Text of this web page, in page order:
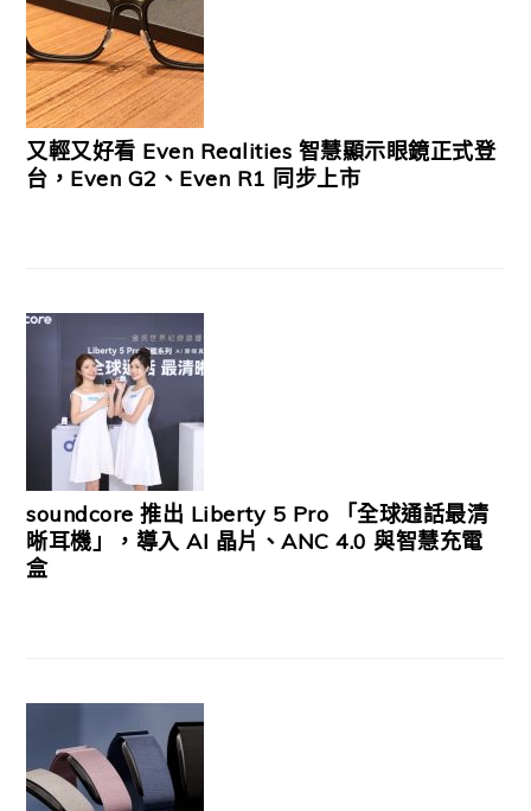
又輕又好看 Even Realities 智慧顯示眼鏡正式登
台，Even G2、Even R1 同步上市
soundcore 推出 Liberty 5 Pro 「全球通話最清
晰耳機」，導入 AI 晶片、ANC 4.0 與智慧充電
盒